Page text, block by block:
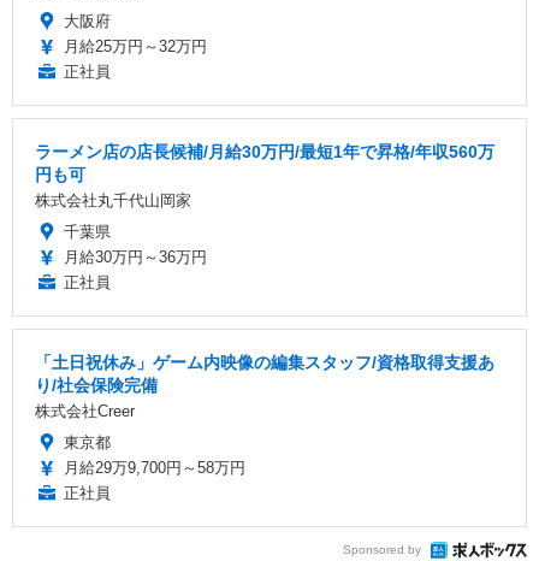
大阪府
月給25万円～32万円
正社員
ラーメン店の店長候補/月給30万円/最短1年で昇格/年収560万
円も可
株式会社丸千代山岡家
千葉県
月給30万円～36万円
正社員
「土日祝休み」ゲーム内映像の編集スタッフ/資格取得支援あ
り/社会保険完備
株式会社Creer
東京都
月給29万9,700円～58万円
正社員
Sponsored by